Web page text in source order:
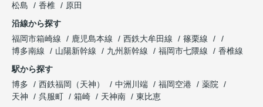
松島
香椎
原田
沿線から探す
福岡市箱崎線
鹿児島本線 西鉄大牟田線
篠栗線
博多南線
山陽新幹線 九州新幹線 福岡市七隈線
香椎線
駅から探す
博多
西鉄福岡（天神） 中洲川端 福岡空港
薬院
天神
呉服町 箱崎 天神南 東比恵